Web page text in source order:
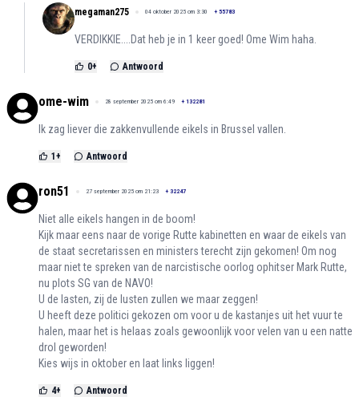
megaman275 04 oktober 2025 om 3:30 + 55783
VERDIKKIE....Dat heb je in 1 keer goed! Ome Wim haha.
0+ Antwoord
ome-wim 28 september 2025 om 6:49 + 132281
Ik zag liever die zakkenvullende eikels in Brussel vallen.
1 + Antwoord
ron51 27 september 2025 om 21:23 + 32247
Niet alle eikels hangen in de boom!
Kijk maar eens naar de vorige Rutte kabinetten en waar de eikels van
de staat secretarissen en ministers terecht zijn gekomen! Om nog
maar niet te spreken van de narcistische oorlog ophitser Mark Rutte,
nu plots SG van de NAVO!
U de lasten, zij de lusten zullen we maar zeggen!
U heeft deze politici gekozen om voor u de kastanjes uit het vuur te
halen, maar het is helaas zoals gewoonlijk voor velen van u een natte
drol geworden!
Kies wijs in oktober en laat links liggen!
4+ Antwoord